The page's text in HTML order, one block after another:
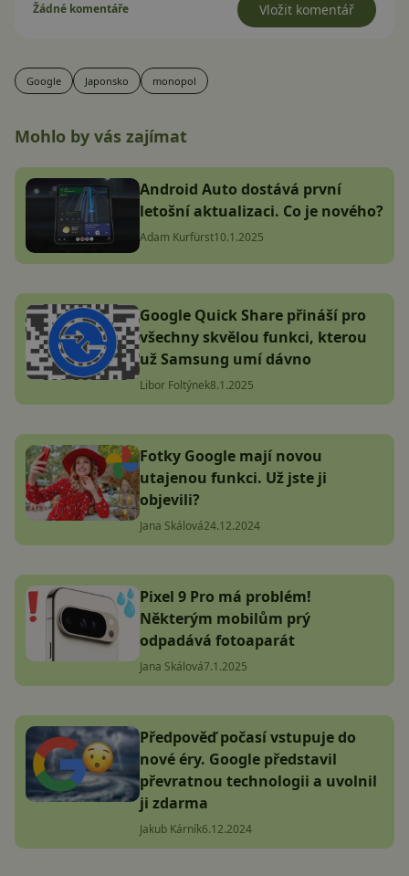
Žádné komentáře Vložit komentář
Google Japonsko monopol
Mohlo by vás zajímat
Android Auto dostává první
letošní aktualizaci. Co je nového?
Adam Kurfürst10.1.2025
Google Quick Share přináší pro
všechny skvělou funkci, kterou
už Samsung umí dávno
Libor Foltýnek8.1.2025
Fotky Google mají novou
utajenou funkci. Už jste ji
objevili?
Jana Skálová24.12.2024
Pixel 9 Pro má problém!
Některým mobilům prý
odpadává fotoaparát
Jana Skálová7.1.2025
Předpověď počasí vstupuje do
nové éry. Google představil
převratnou technologii a uvolnil
ji zdarma
Jakub Kárník6.12.2024